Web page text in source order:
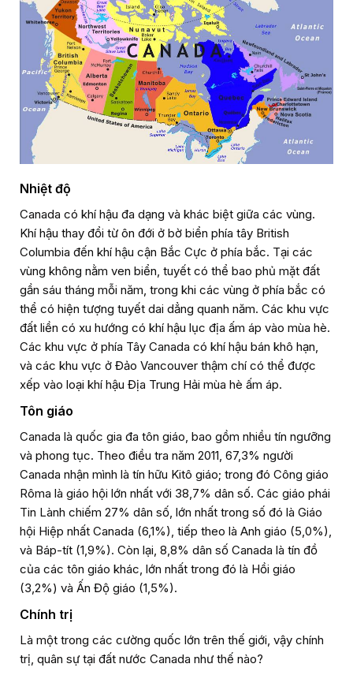
Nhiệt độ
Canada có khí hậu đa dạng và khác biệt giữa các vùng.
Khí hậu thay đổi từ ôn đới ở bờ biển phía tây British
Columbia đến khí hậu cận Bắc Cực ở phía bắc. Tại các
vùng không nằm ven biển, tuyết có thể bao phủ mặt đất
gần sáu tháng mỗi năm, trong khi các vùng ở phía bắc có
thể có hiện tượng tuyết dai dẳng quanh năm. Các khu vực
đất liền có xu hướng có khí hậu lục địa ấm áp vào mùa hè.
Các khu vực ở phía Tây Canada có khí hậu bán khô hạn,
và các khu vực ở Đảo Vancouver thậm chí có thể được
xếp vào loại khí hậu Địa Trung Hải mùa hè ấm áp.
Tôn giáo
Canada là quốc gia đa tôn giáo, bao gồm nhiều tín ngưỡng
và phong tục. Theo điều tra năm 2011, 67,3% người
Canada nhận mình là tín hữu Kitô giáo; trong đó Công giáo
Rôma là giáo hội lớn nhất với 38,7% dân số. Các giáo phái
Tin Lành chiếm 27% dân số, lớn nhất trong số đó là Giáo
hội Hiệp nhất Canada (6,1%), tiếp theo là Anh giáo (5,0%),
và Báp-tít (1,9%). Còn lại, 8,8% dân số Canada là tín đồ
của các tôn giáo khác, lớn nhất trong đó là Hồi giáo
(3,2%) và Ấn Độ giáo (1,5%).
Chính trị
Là một trong các cường quốc lớn trên thế giới, vậy chính
trị, quân sự tại đất nước Canada như thế nào?